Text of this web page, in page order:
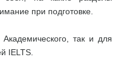
при подготовке.
так и для
IELTS.